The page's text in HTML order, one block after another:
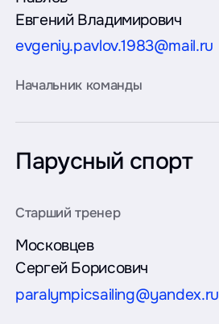
Евгений Владимирович
evgeniy.pavlov.1983@mail.ru
Парусный спорт
Московцев
Сергей Борисович
paralympicsailing@yandex.ru